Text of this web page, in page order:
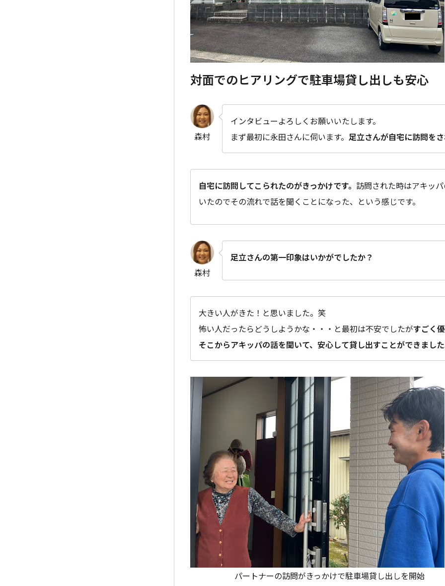
対面でのヒアリングで駐車場貸し出しも安心
森村
インタビューよろしくお願いいたします。
まず最初に永田さんに伺います。 足立さんが自宅に訪問を
自宅に訪問してこられたのがきっかけです。 訪問された時はアキッ
いたのでその流れで話を聞くことになった、という感じです。
森村
足立さんの第一印象はいかがでしたか？
大きい人がきた！と思いました。笑
怖い人だったらどうしようかな・・・と最初は不安でしたがすごく
そこからアキッパの話を聞いて、安心して貸し出すことができました
パートナーの訪問がきっかけ